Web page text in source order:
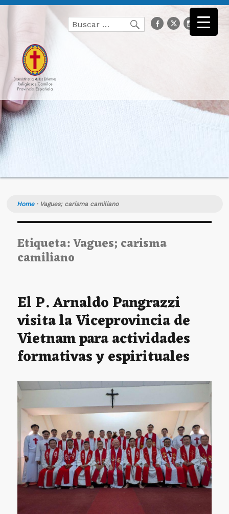
Buscar
por:
Buscarfacebook
Twitter
Home· Vagues; carisma camiliano
Etiqueta:Vagues; carisma
camiliano
El P. Arnaldo Pangrazzi
visita la Viceprovincia de
Vietnam para actividades
formativas y espirituales